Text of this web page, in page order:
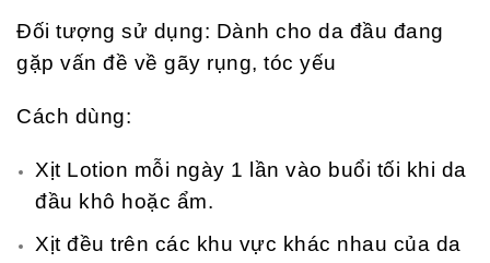
Đối tượng sử dụng: Dành cho da đầu đang
gặp vấn đề về gãy rụng, tóc yếu
Cách dùng:
Xịt Lotion mỗi ngày 1 lần vào buổi tối khi da
đầu khô hoặc ẩm.
Xịt đều trên các khu vực khác nhau của da